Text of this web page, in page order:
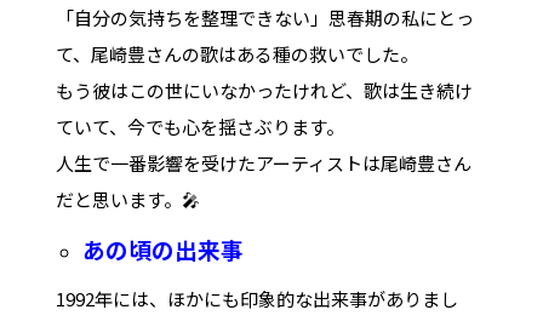
「自分の気持ちを整理できない」思春期の私にとっ
て、尾崎豊さんの歌はある種の救いでした。
もう彼はこの世にいなかったけれど、歌は生き続け
ていて、今でも心を揺さぶります。
人生で一番影響を受けたアーティストは尾崎豊さん
だと思います。🎤
あの頃の出来事
1992年には、ほかにも印象的な出来事がありまし